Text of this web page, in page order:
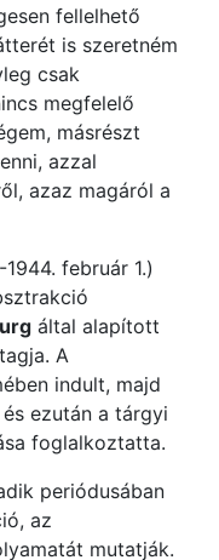
fellelhető
is szeretném
csak
megfelelő
másrészt
azzal
azaz magáról a
február 1.)
által alapított
A
indult, majd
ezután a tárgyi
foglalkoztatta.
periódusában
az
mutatják.